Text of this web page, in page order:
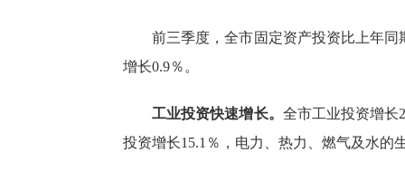
前三季度，全市固定资产投资比上年同
增长0.9％。
工业投资快速增长。 全市工业投资增长
投资增长15.1％，电力、热力、燃气及水的